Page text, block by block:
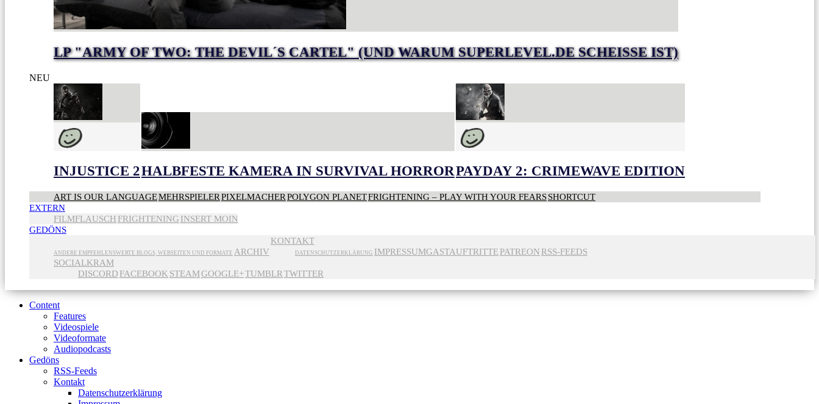
LP "ARMY OF TWO: THE DEVIL´S CARTEL" (UND WARUM SUPERLEVEL.DE SCHEISSE IST)
NEU
INJUSTICE 2HALBFESTE KAMERA IN SURVIVAL HORRORPAYDAY 2: CRIMEWAVE EDITION
ART IS OUR LANGUAGEMEHRSPIELERPIXELMACHERPOLYGON PLANETFRIGHTENING – PLAY WITH YOUR FEARSSHORTCUT
EXTERN
FILMFLAUSCH FRIGHTENING INSERT MOIN
GEDÖNS
ANDERE EMPFEHLENSWERTE BLOGS, WEBSEITEN UND FORMATE ARCHIV
KONTAKT
DATENSCHUTZERKLÄRUNG IMPRESSUMGASTAUFTRITTEPATREON RSS-FEEDS
SOCIALKRAM
DISCORD FACEBOOK STEAMGOOGLE+TUMBLRTWITTER
Content
Features
Videospiele
Videoformate
Audiopodcasts
Gedöns
RSS-Feeds
Kontakt
Datenschutzerklärung